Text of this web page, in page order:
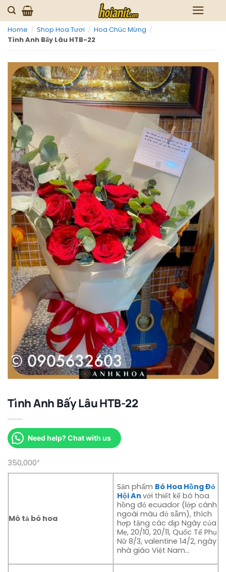
Skip
to
content
Home / Shop Hoa Tươi / Hoa Chúc Mừng /
Tình Anh Bấy Lâu HTB-22
Tình Anh Bấy Lâu HTB-22
Need help? Chat with us
350,000₫
Mô tả bó hoa
Sản phẩm Bó Hoa Hồng Đỏ
Hội Anvới thiết kế bó hoa
hồng đỏ ecuador (lớp cánh
ngoài màu đỏ sẫm), thích
hợp tặng các dịp Ngày của
Mẹ, 20/10, 20/11, Quốc Tế Phụ
Nữ 8/3, valentine 14/2, ngày
nhà giáo Việt Nam…